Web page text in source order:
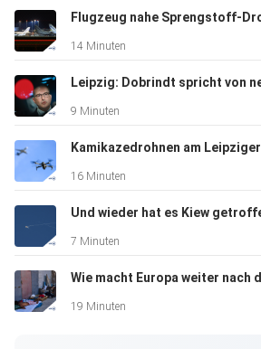
Grenzregion Brjansk. In der Ukraine ist
russischen
Angriffen getötet worden. Es gibt
Verletzte.
14 Minuten
9 Minuten
16 Minuten
Und wieder hat es Kiew
7 Minuten
19 Minuten